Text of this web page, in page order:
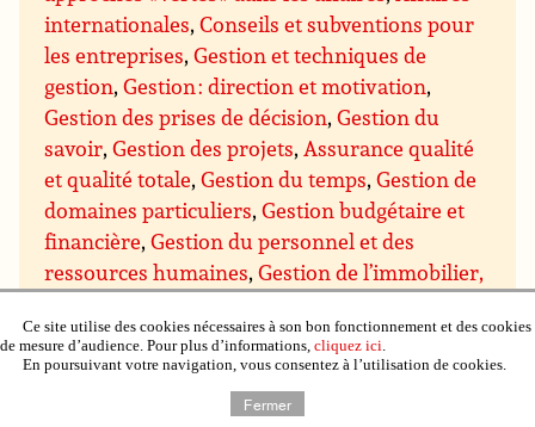
internationales,Conseils et subventions pour
les entreprises,Gestion et techniques de
gestion,Gestion : direction et motivation,
Gestion des prises de décision,Gestion du
savoir,Gestion des projets,Assurance qualité
et qualité totale,Gestion du temps,Gestion de
domaines particuliers,Gestion budgétaire et
financière,Gestion du personnel et des
ressources humaines,Gestion de l’immobilier,
production et du contrôle qualité,Gestion de
recherche et développement (R & D),Gestion
des ventes et marketing,Gestion des achats et
Ce site utilise des cookies nécessaires à son bon fonctionnement et des cookies
de mesure d’audience. Pour plus d’informations, cliquez ici.
En poursuivant votre navigation, vous consentez à l’utilisation de cookies.
Fermer